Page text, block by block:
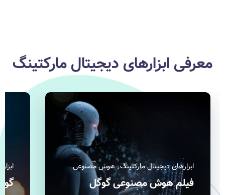
معرفی ابزارهای دیجیتال مارکتینگ
گوگل سرچ کنسول
ابزارهای دیجیتال مارکتینگ
گوگل